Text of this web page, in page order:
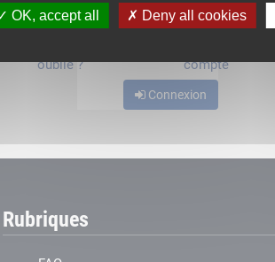
OK, accept all Deny all cookies
oublié ?
compte
Connexion
Rubriques